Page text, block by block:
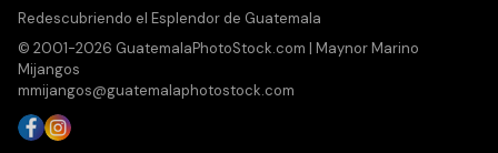
Redescubriendo el Esplendor de Guatemala
© 2001-2026 GuatemalaPhotoStock.com | Maynor Marino
Mijangos
mmijangos@guatemalaphotostock.com